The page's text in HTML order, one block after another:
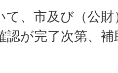
て、市及び（公
認が完了次第、